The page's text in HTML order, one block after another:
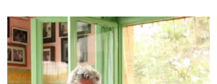
unë.
pa edhe në ‘BBC’, ‘SKY’ apo ‘CNN’. Një linjë makinash deri në
Prizren duke gjarpëruar dëri në kufi dhe njerëzit në makina,
makinat ishin të mbushura plot me njerëz, deri në maksimum
saqë njerëzit brenda tyre shtypeshin dhe këta njerëz ishin
tërësisht të traumatizuar, kjo ishte e qartë që në shikim të parë.